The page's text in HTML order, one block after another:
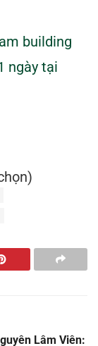
building
ngày tại
Lâm Viên: